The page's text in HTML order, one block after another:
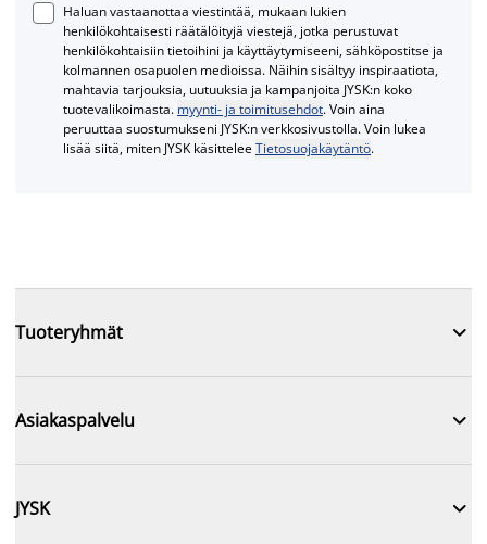
Haluan vastaanottaa viestintää, mukaan lukien
henkilökohtaisesti räätälöityjä viestejä, jotka perustuvat
henkilökohtaisiin tietoihini ja käyttäytymiseeni, sähköpostitse ja
kolmannen osapuolen medioissa. Näihin sisältyy inspiraatiota,
mahtavia tarjouksia, uutuuksia ja kampanjoita JYSK:n koko
tuotevalikoimasta. myynti- ja toimitusehdot. Voin aina
peruuttaa suostumukseni JYSK:n verkkosivustolla. Voin lukea
lisää siitä, miten JYSK käsitteleeTietosuojakäytäntö.
Tuoteryhmät 
Asiakaspalvelu 
JYSK 